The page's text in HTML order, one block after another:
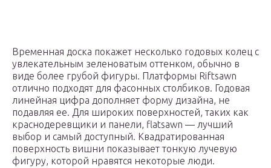
Временная доска покажет несколько годовых колец с
увлекательным зеленоватым оттенком, обычно в
виде более грубой фигуры. Платформы Riftsawn
отлично подходят для фасонных столбиков. Годовая
линейная цифра дополняет форму дизайна, не
подавляя ее. Для широких поверхностей, таких как
краснодеревщики и панели, flatsawn — лучший
выбор и самый доступный. Квадратированная
поверхность вишни показывает тонкую лучевую
фигуру, которой нравятся некоторые люди.